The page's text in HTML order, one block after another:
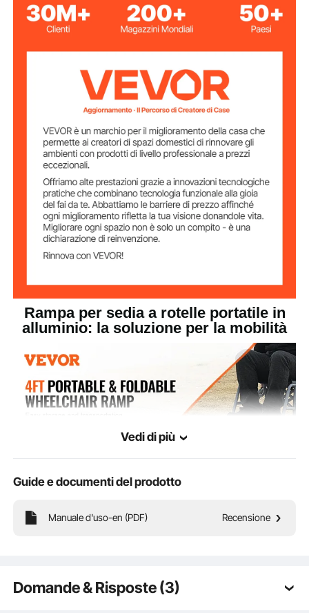
Lunghezza totale 4 piedi/121,92 cm
Capacità di carico 800 libbre/363 kg
Peso del prodotto 23,04 libbre/10,45 kg
Dimensioni del
prodotto
47,95 x 29,02 x 2,01
pollici/121,8 x 73,7 x 5,1 cm
Dimensioni
piegato
48,03 x 15,08 x 3,35
Rampa per sedia a rotelle portatile in
alluminio: la soluzione per la mobilità
Vedi di più
Guide e documenti del prodotto
Manuale d'uso-en (PDF) Recensione
Domande & Risposte (3)